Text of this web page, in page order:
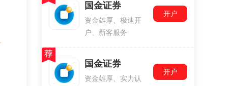
国金证券
资金雄厚、极速开
户、新客服务
开户
国金证券
资金雄厚、实力认
开户